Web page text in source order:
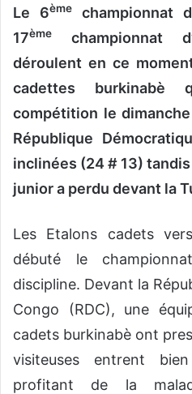
n
c
o
r
r
i
Le 6èmechampionnat
17ème
championnat
déroulent en ce
cadettes
compétition le
République
inclinées (24 # 13)
junior a perdu devant la
Les Etalons cadets
débuté le
discipline. Devant la
Congo (RDC), une
cadets burkinabè ont
visiteuses entrent
profitant de la